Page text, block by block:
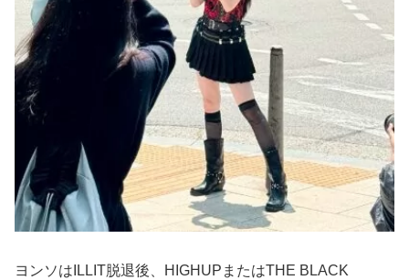
ヨンソはILLIT脱退後、HIGHUPまたはTHE BLACK